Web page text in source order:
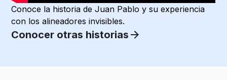
Conoce la historia de Juan Pablo y su experiencia
con los alineadores invisibles.
Conocer otras historias